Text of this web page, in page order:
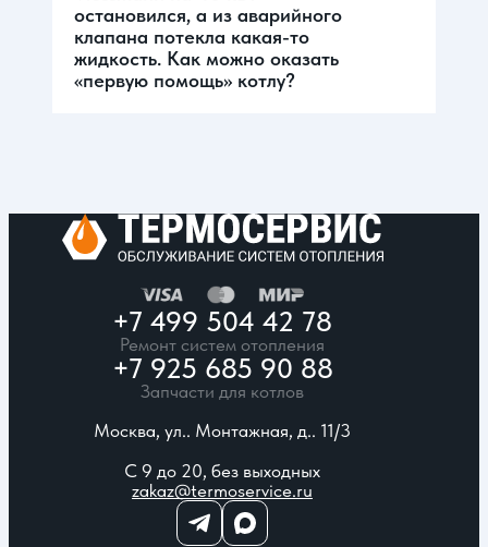
остановился, а из аварийного
клапана потекла какая-то
жидкость. Как можно оказать
«первую помощь» котлу?
+7 499 504 42 78
Ремонт систем отопления
+7 925 685 90 88
Запчасти для котлов
Москва, ул.. Монтажная, д.. 11/3
С 9 до 20, без выходных
zakaz@termoservice.ru